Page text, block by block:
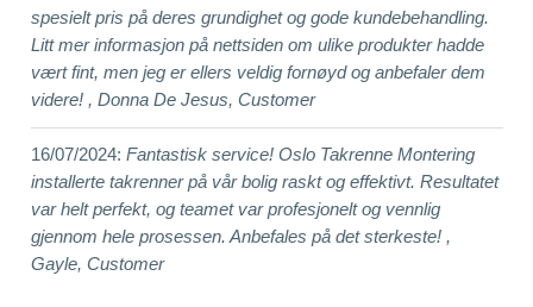
spesielt pris på deres grundighet og gode kundebehandling.
Litt mer informasjon på nettsiden om ulike produkter hadde
vært fint, men jeg er ellers veldig fornøyd og anbefaler dem
videre! , Donna De Jesus, Customer
16/07/2024: Fantastisk service! Oslo Takrenne Montering
installerte takrenner på vår bolig raskt og effektivt. Resultatet
var helt perfekt, og teamet var profesjonelt og vennlig
gjennom hele prosessen. Anbefales på det sterkeste! ,
Gayle, Customer